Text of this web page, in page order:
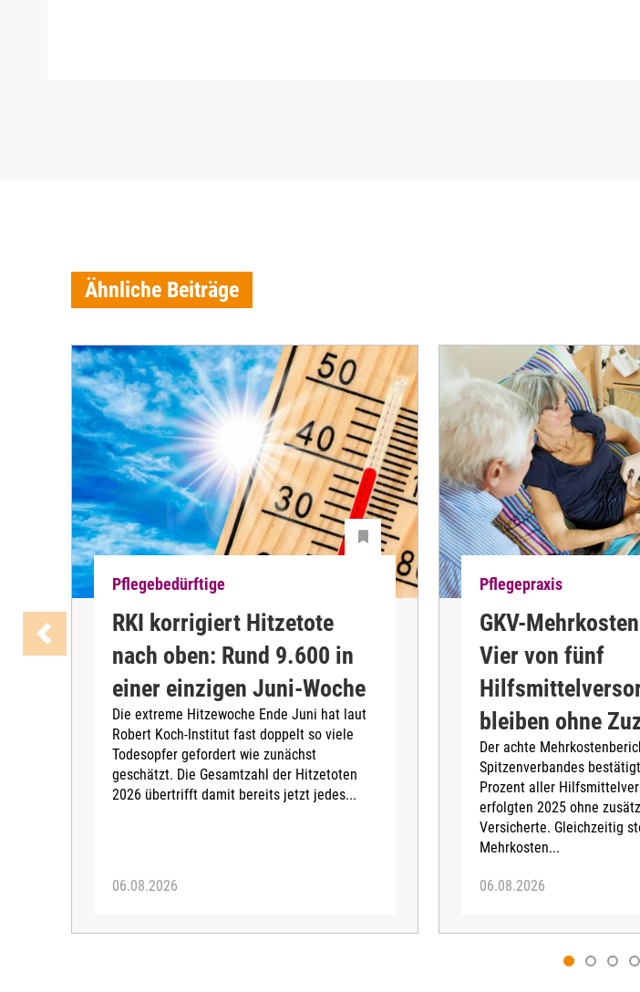
Ähnliche Beiträge
Pflegebedürftige
RKI korrigiert Hitzetote
nach oben: Rund 9.600 in
einer einzigen Juni-Woche
Die extreme Hitzewoche Ende Juni hat laut
Robert Koch-Institut fast doppelt so viele
Todesopfer gefordert wie zunächst
geschätzt. Die Gesamtzahl der Hitzetoten
2026 übertrifft damit bereits jetzt jedes...
06.08.2026
Pflegepraxis
GKV-
Vier von fünf
bleiben ohne
Der achte
Spitzenverbandes
Prozent aller
erfolgten 2025 ohne
Versicherte. Gleichzeitig
Mehrkosten...
06.08.2026